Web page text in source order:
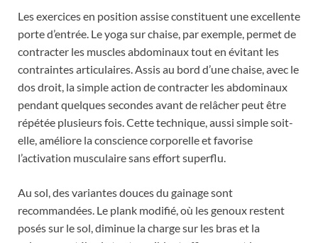
Les exercices en position assise constituent une excellente
porte d’entrée. Le yoga sur chaise, par exemple, permet de
contracter les muscles abdominaux tout en évitant les
contraintes articulaires. Assis au bord d’une chaise, avec le
dos droit, la simple action de contracter les abdominaux
pendant quelques secondes avant de relâcher peut être
répétée plusieurs fois. Cette technique, aussi simple soit-
elle, améliore la conscience corporelle et favorise
l’activation musculaire sans effort superflu.
Au sol, des variantes douces du gainage sont
recommandées. Le plank modifié, où les genoux restent
posés sur le sol, diminue la charge sur les bras et la